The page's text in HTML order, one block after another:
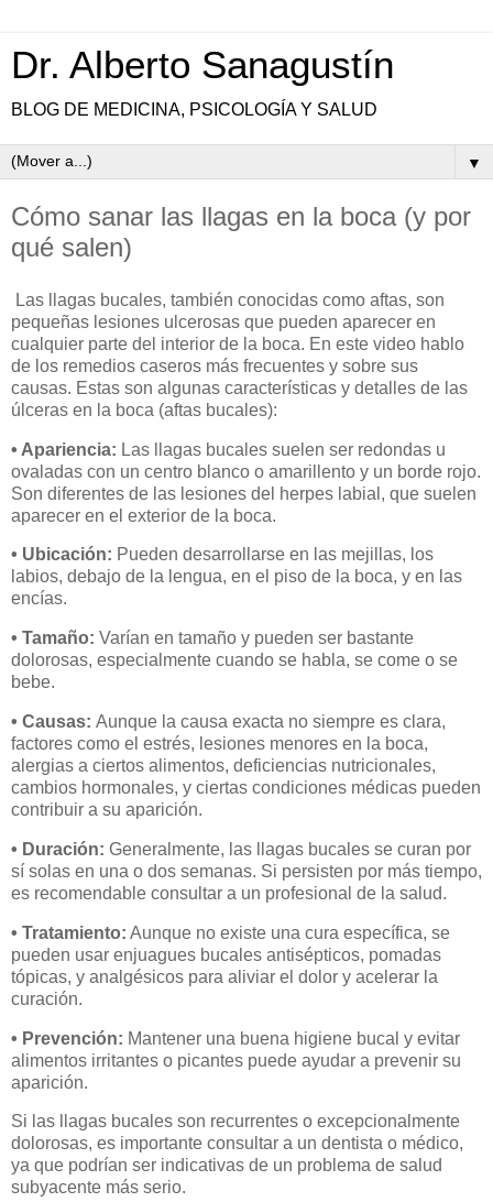
Dr. Alberto Sanagustín
BLOG DE MEDICINA, PSICOLOGÍA Y SALUD
▼
Cómo sanar las llagas en la boca (y por
qué salen)
Las llagas bucales, también conocidas como aftas, son
pequeñas lesiones ulcerosas que pueden aparecer en
cualquier parte del interior de la boca. En este video hablo
de los remedios caseros más frecuentes y sobre sus
causas. Estas son algunas características y detalles de las
úlceras en la boca (aftas bucales):
• Apariencia: Las llagas bucales suelen ser redondas u
ovaladas con un centro blanco o amarillento y un borde rojo.
Son diferentes de las lesiones del herpes labial, que suelen
aparecer en el exterior de la boca.
• Ubicación: Pueden desarrollarse en las mejillas, los
labios, debajo de la lengua, en el piso de la boca, y en las
encías.
• Tamaño: Varían en tamaño y pueden ser bastante
dolorosas, especialmente cuando se habla, se come o se
bebe.
• Causas: Aunque la causa exacta no siempre es clara,
factores como el estrés, lesiones menores en la boca,
alergias a ciertos alimentos, deficiencias nutricionales,
cambios hormonales, y ciertas condiciones médicas pueden
contribuir a su aparición.
• Duración: Generalmente, las llagas bucales se curan por
sí solas en una o dos semanas. Si persisten por más tiempo,
es recomendable consultar a un profesional de la salud.
• Tratamiento: Aunque no existe una cura específica, se
pueden usar enjuagues bucales antisépticos, pomadas
tópicas, y analgésicos para aliviar el dolor y acelerar la
curación.
• Prevención: Mantener una buena higiene bucal y evitar
alimentos irritantes o picantes puede ayudar a prevenir su
aparición.
Si las llagas bucales son recurrentes o excepcionalmente
dolorosas, es importante consultar a un dentista o médico,
ya que podrían ser indicativas de un problema de salud
subyacente más serio.